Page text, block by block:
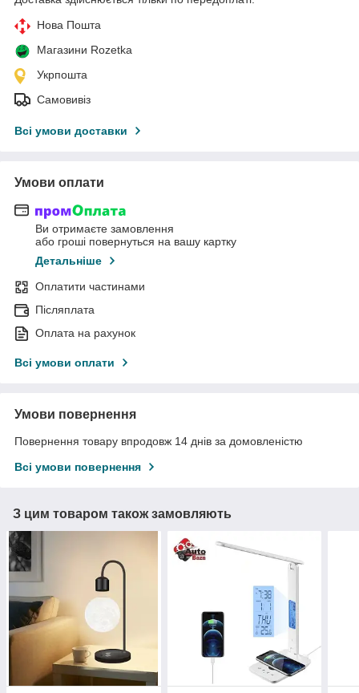
Нова Пошта
Магазини Rozetka
Укрпошта
Самовивіз
Всі умови доставки
Умови оплати
Ви отримаєте замовлення
або гроші повернуться на вашу картку
Детальніше
Оплатити частинами
Післяплата
Оплата на рахунок
Всі умови оплати
Умови повернення
Повернення товару впродовж 14 днів за домовленістю
Всі умови повернення
З цим товаром також замовляють